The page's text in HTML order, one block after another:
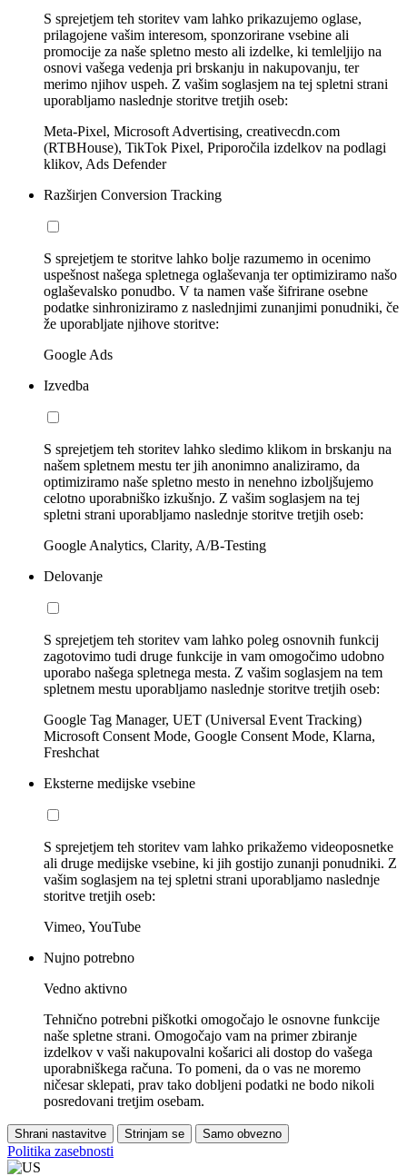
S sprejetjem teh storitev vam lahko prikazujemo oglase,
prilagojene vašim interesom, sponzorirane vsebine ali
promocije za naše spletno mesto ali izdelke, ki temleljijo na
osnovi vašega vedenja pri brskanju in nakupovanju, ter
merimo njihov uspeh. Z vašim soglasjem na tej spletni strani
uporabljamo naslednje storitve tretjih oseb:
Meta-Pixel, Microsoft Advertising, creativecdn.com
(RTBHouse), TikTok Pixel, Priporočila izdelkov na podlagi
klikov, Ads Defender
Razširjen Conversion Tracking
S sprejetjem te storitve lahko bolje razumemo in ocenimo
uspešnost našega spletnega oglaševanja ter optimiziramo našo
oglaševalsko ponudbo. V ta namen vaše šifrirane osebne
podatke sinhroniziramo z naslednjimi zunanjimi ponudniki, če
že uporabljate njihove storitve:
Google Ads
Izvedba
S sprejetjem teh storitev lahko sledimo klikom in brskanju na
našem spletnem mestu ter jih anonimno analiziramo, da
optimiziramo naše spletno mesto in nenehno izboljšujemo
celotno uporabniško izkušnjo. Z vašim soglasjem na tej
spletni strani uporabljamo naslednje storitve tretjih oseb:
Google Analytics, Clarity, A/B-Testing
Delovanje
S sprejetjem teh storitev vam lahko poleg osnovnih funkcij
zagotovimo tudi druge funkcije in vam omogočimo udobno
uporabo našega spletnega mesta. Z vašim soglasjem na tem
spletnem mestu uporabljamo naslednje storitve tretjih oseb:
Google Tag Manager, UET (Universal Event Tracking)
Microsoft Consent Mode, Google Consent Mode, Klarna,
Freshchat
Eksterne medijske vsebine
S sprejetjem teh storitev vam lahko prikažemo videoposnetke
ali druge medijske vsebine, ki jih gostijo zunanji ponudniki. Z
vašim soglasjem na tej spletni strani uporabljamo naslednje
storitve tretjih oseb:
Vimeo, YouTube
Nujno potrebno
Vedno aktivno
Tehnično potrebni piškotki omogočajo le osnovne funkcije
naše spletne strani. Omogočajo vam na primer zbiranje
izdelkov v vaši nakupovalni košarici ali dostop do vašega
uporabniškega računa. To pomeni, da o vas ne moremo
ničesar sklepati, prav tako dobljeni podatki ne bodo nikoli
posredovani tretjim osebam.
Shrani nastavitve Strinjam se Samo obvezno
Politika zasebnosti